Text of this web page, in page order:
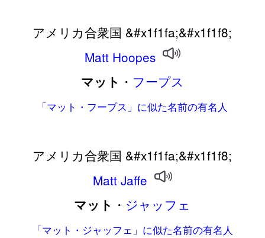
アメリカ合衆国 &#x1f1fa;&#x1f1f8;
Matt Hoopes
マット ・ フープス
「マット・フープス」に似た名前の有名人
アメリカ合衆国 &#x1f1fa;&#x1f1f8;
Matt Jaffe
マット ・ ジャッフェ
「マット・ジャッフェ」に似た名前の有名人